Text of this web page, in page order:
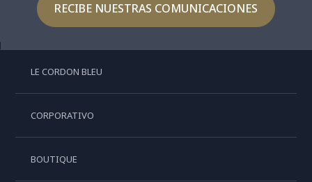
RECIBE NUESTRAS COMUNICACIONES
LE CORDON BLEU
CORPORATIVO
BOUTIQUE